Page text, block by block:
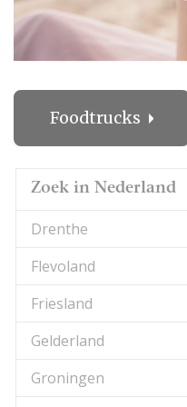
Foodtrucks
Zoek in Nederland
Drenthe
Flevoland
Friesland
Gelderland
Groningen